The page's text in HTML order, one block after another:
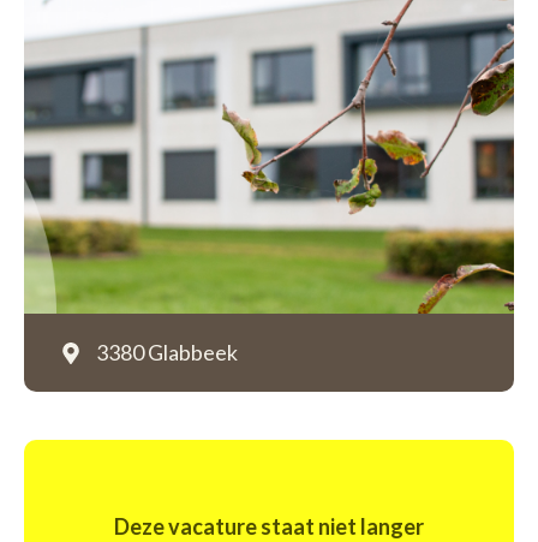
3380 Glabbeek
Deze vacature staat niet langer